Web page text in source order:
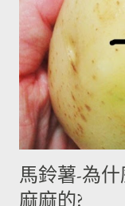
馬鈴薯-為
麻麻的?